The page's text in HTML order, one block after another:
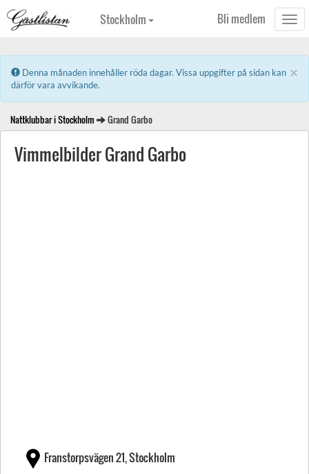
Bli medlem
Stockholm
×
Error:
Denna månaden innehåller röda dagar. Vissa uppgifter på sidan kan
därför vara avvikande.
Nattklubbar i Stockholm Grand Garbo
Vimmelbilder Grand Garbo
Franstorpsvägen 21, Stockholm